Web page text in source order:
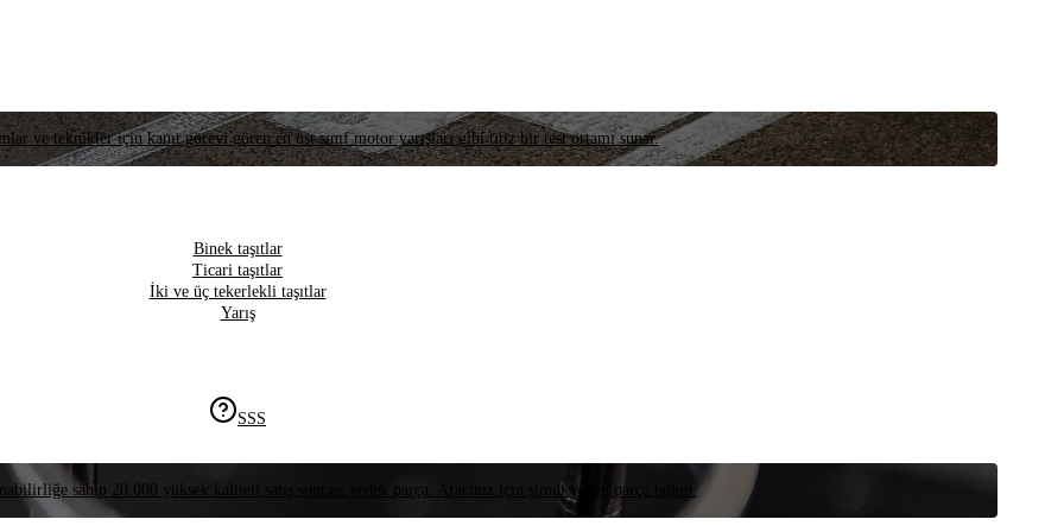
ve teknikler için kanıt görevi gören en üst sınıf motor yarışları gibi titiz bir test ortamı sunar.
Binek taşıtlar
Ticari taşıtlar
İki ve üç tekerlekli taşıtlar
Yarış
SSS
sahip 20.000 yüksek kaliteli satış sonrası yedek parça. Aracınız için şimdi yedek parça bulun.